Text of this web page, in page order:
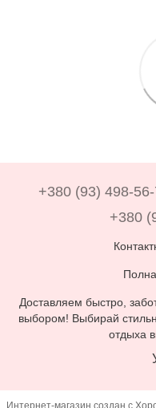
+380 (93) 498-
+380
Доставляем быстро,
выбором! Выбирай
отдыха
Интернет-магазин создан с